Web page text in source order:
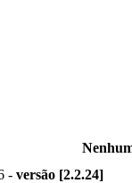
- versão [2.2.24]